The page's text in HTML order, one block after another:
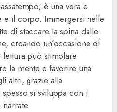
è una vera e
e il corpo. Immergersi nelle
di staccare la spina dalle
creando un’occasione di
può stimolare
la mente e favorire una
altri, grazie alla
si sviluppa con i